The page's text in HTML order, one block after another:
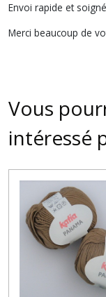
Envoi rapide et
Merci beaucoup de
Vous
intéressé